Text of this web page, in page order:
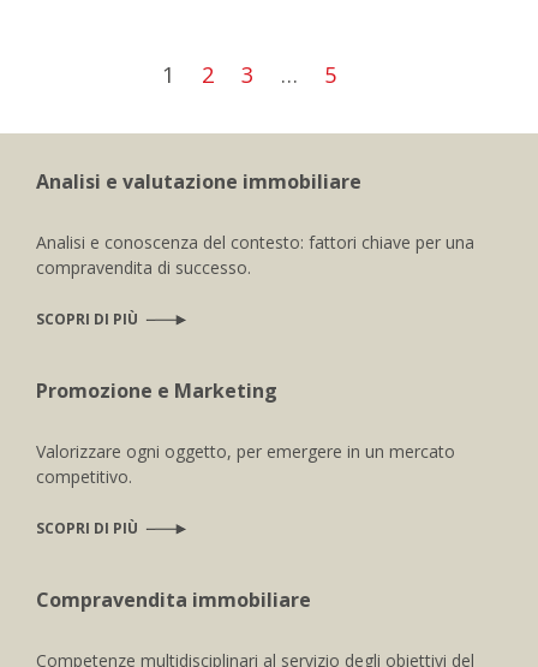
1 2 3 … 5
Analisi e valutazione immobiliare
Analisi e conoscenza del contesto: fattori chiave per una
compravendita di successo.
SCOPRI DI PIÙ
Promozione e Marketing
Valorizzare ogni oggetto, per emergere in un mercato
competitivo.
SCOPRI DI PIÙ
Compravendita immobiliare
Competenze multidisciplinari al servizio degli obiettivi del